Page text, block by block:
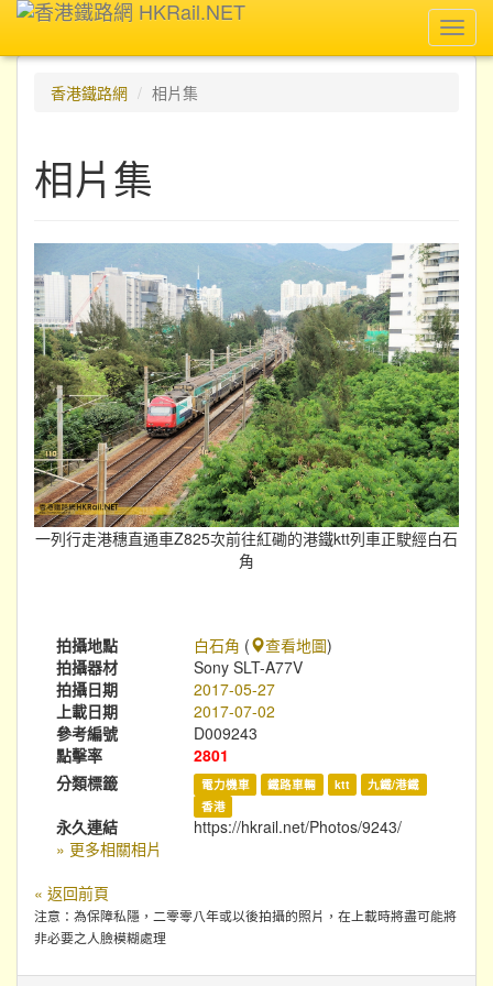
香港鐵路網
相片集
相片集
一列行走港穗直通車Z825次前往紅磡的港鐵ktt列車正駛經白石
角
拍攝地點 白石角 ( 查看地圖)
拍攝器材
Sony SLT-A77V
拍攝日期
2017-05-27
上載日期
2017-07-02
參考編號
D009243
點擊率
2801
分類標籤
電力機車 鐵路車輛 ktt
九鐵/港鐵
香港
永久連結
https://hkrail.net/Photos/9243/
» 更多相關相片
« 返回前頁
注意：為保障私隱，二零零八年或以後拍攝的照片，在上載時將盡可能將
非必要之人臉模糊處理